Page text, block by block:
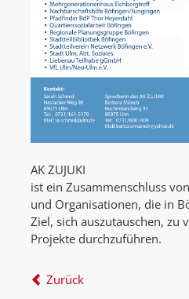
AK ZUJUKI
ist ein Zusammenschluss
und Organisationen, die in
Ziel, sich auszutauschen, zu
Projekte durchzuführen.
Zurück